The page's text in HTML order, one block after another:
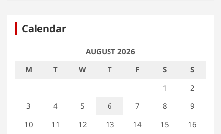
Calendar
AUGUST 2026
M
T W T F S
S
1
2
3
4 5 6 7 8
9
10
11 12 13 14 15
16